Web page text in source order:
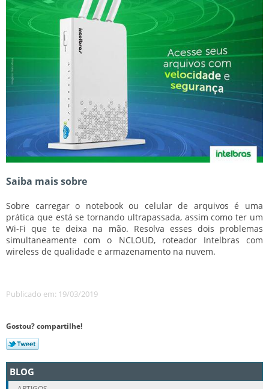
Saiba mais sobre
Sobre carregar o notebook ou celular de arquivos é uma
prática que está se tornando ultrapassada, assim como ter um
Wi-Fi que te deixa na mão. Resolva esses dois problemas
simultaneamente com o NCLOUD, roteador Intelbras com
wireless de qualidade e armazenamento na nuvem.
Publicado em: 19/03/2019
Gostou? compartilhe!
BLOG